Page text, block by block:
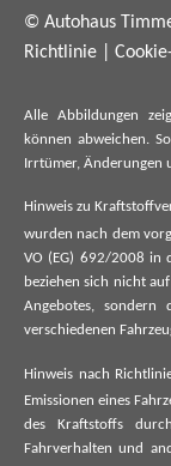
© Autohaus
Richtlinie
Alle Abbildungen
können abweichen.
Irrtümer, Änderungen
Hinweis zu
wurden nach dem
VO (EG) 692/2008 in
beziehen sich nicht
Angebotes, sondern
verschiedenen
Hinweis nach
Emissionen eines
des Kraftstoffs
Fahrverhalten und